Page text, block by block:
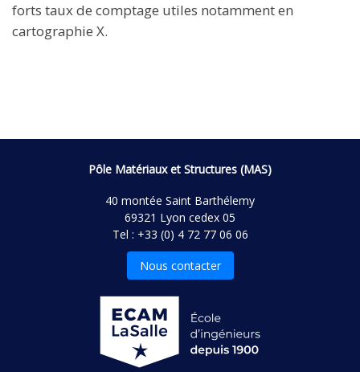
forts taux de comptage utiles notamment en
cartographie X.
Pôle Matériaux et Structures (MAS)
40 montée Saint Barthélemy
69321 Lyon cedex 05
Tel : +33 (0) 4 72 77 06 06
Nous contacter